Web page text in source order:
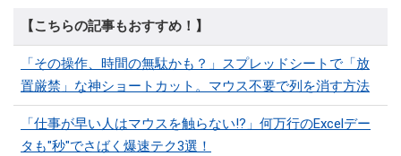
【こちらの記事もおすすめ！】
「その操作、時間の無駄かも？」スプレッドシートで「放
置厳禁」な神ショートカット。マウス不要で列を消す方法
「仕事が早い人はマウスを触らない!?」何万行のExcelデー
タも"秒"でさばく爆速テク3選！